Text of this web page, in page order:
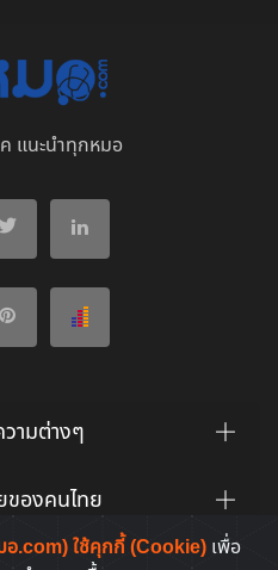
อ.com) ใช้คุกกี้ (Cookie) เพื่อ
แนะนำทุกหมอ
ามต่างๆ
องคนไทย